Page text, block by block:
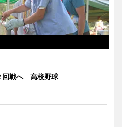
回戦へ 高校野球